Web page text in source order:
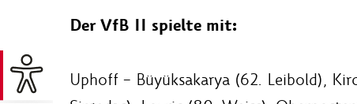
Der VfB II spielte mit:
Uphoff – Büyüksakarya (62. Leibold),